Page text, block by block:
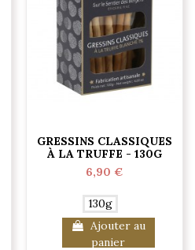
GRESSINS CLASSIQUES
À LA TRUFFE - 130G
6,90 €
130g
Ajouter au
panier